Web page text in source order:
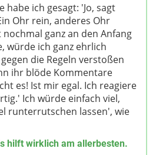
habe ich gesagt: 'Jo, sagt
Ohr rein, anderes Ohr
ganz an den Anfang
würde ich ganz ehrlich
die Regeln verstoßen
ihr blöde Kommentare
es! Ist mir egal. Ich reagiere
Ich würde einfach viel,
runterrutschen lassen', wie
hilft wirklich am allerbesten.